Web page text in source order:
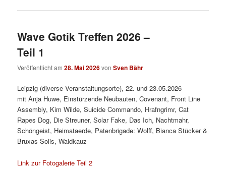
Wave Gotik Treffen 2026 –
Teil 1
Veröffentlicht am28. Mai 2026vonSven Bähr
Leipzig (diverse Veranstaltungsorte), 22. und 23.05.2026
mit Anja Huwe, Einstürzende Neubauten, Covenant, Front Line
Assembly, Kim Wilde, Suicide Commando, Hrafngrimr, Cat
Rapes Dog, Die Streuner, Solar Fake, Das Ich, Nachtmahr,
Schöngeist, Heimataerde, Patenbrigade: Wolff, Bianca Stücker &
Bruxas Solis, Waldkauz
Link zur Fotogalerie Teil 2